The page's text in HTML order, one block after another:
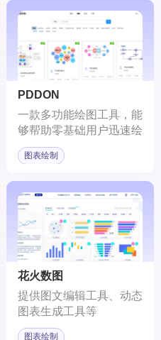
PDDON
一款多功能绘图工具，能
够帮助零基础用户迅速绘
制各类图表。
图表绘制
花火数图
提供图文编辑工具、动态
图表生成工具等
图表绘制